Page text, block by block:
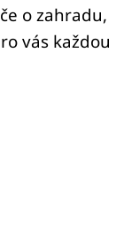
o zahradu,
vás každou